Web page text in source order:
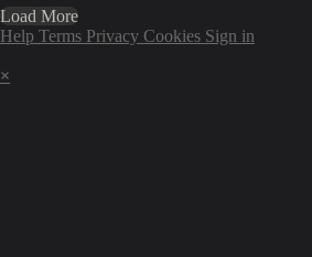
Load More
Help Terms Privacy Cookies Sign in
×